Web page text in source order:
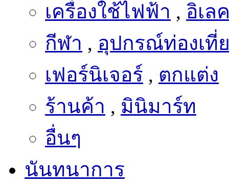
เครื่องใช้ไฟฟ้า , อิเล
กีฬา , อุปกรณ์ท่องเที่
เฟอร์นิเจอร์ , ตกแต่ง
ร้านค้า , มินิมาร์ท
อื่นๆ
นันทนาการ